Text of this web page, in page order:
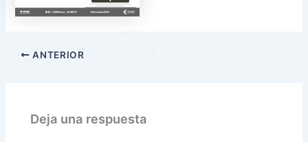
ANTERIOR
Deja una respuesta